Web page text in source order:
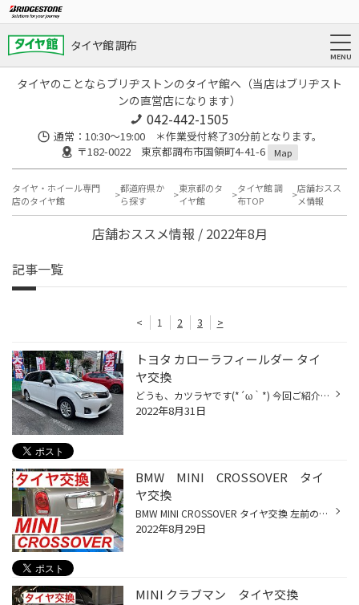
タイヤ館 調布
タイヤのことならブリヂストンのタイヤ館へ（当店はブリヂスト
ンの直営店になります）
042-442-1505
通常：10:30～19:00 ＊作業受付終了30分前となります。
〒182-0022 東京都調布市国領町4-41-6
Map
タイヤ・ホイール専門
店のタイヤ館
都道府県か
ら探す
東京都のタ
イヤ館
タイヤ館 調
布TOP
店舗おスス
メ情報
店舗おススメ情報 / 2022年8月
記事一覧
< 1 2 3 >
トヨタ カローラフィールダー タイ
ヤ交換
どうも、カツラヤです(*´ω｀*) 今回ご紹介する作業は トヨタ カローラフィールダー タイヤ交換 です！ 作業内容 タイヤ ECOPIA NH200C 185/60R15 コーティング ハブ防錆コーティング となっております。 ECOPIAシリーズは ブリヂストンの新車装着タイヤとほぼ同等性能のタイヤです！ ミニバンから軽...
2022年8月31日
BMW MINI CROSSOVER タイ
ヤ交換
BMW MINI CROSSOVER タイヤ交換 左前のタイヤを縁石でぶつけてしまい。 タイヤコードが露出するほど、深く傷がついていました。 安心安全の為交換になりました。 交換したタイヤ SUV専用タイヤ ALENZA001にしました。 たまたま タイヤ交換が重なった MINI CLUBMANと記念撮影！ 100km点検お待ちして...
2022年8月29日
MINI クラブマン タイヤ交換